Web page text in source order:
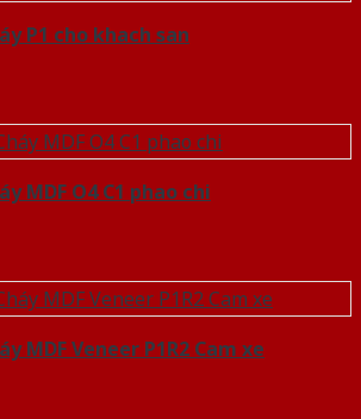
P1 cho khach san
MDF O4 C1 phao chi
MDF Veneer P1R2 Cam xe